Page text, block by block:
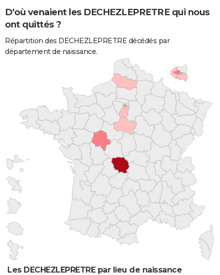
D'où venaient les DECHEZLEPRETRE qui nous
ont quittés ?
Répartition des DECHEZLEPRETRE décédés par
département de naissance.
Les DECHEZLEPRETRE par lieu de naissance